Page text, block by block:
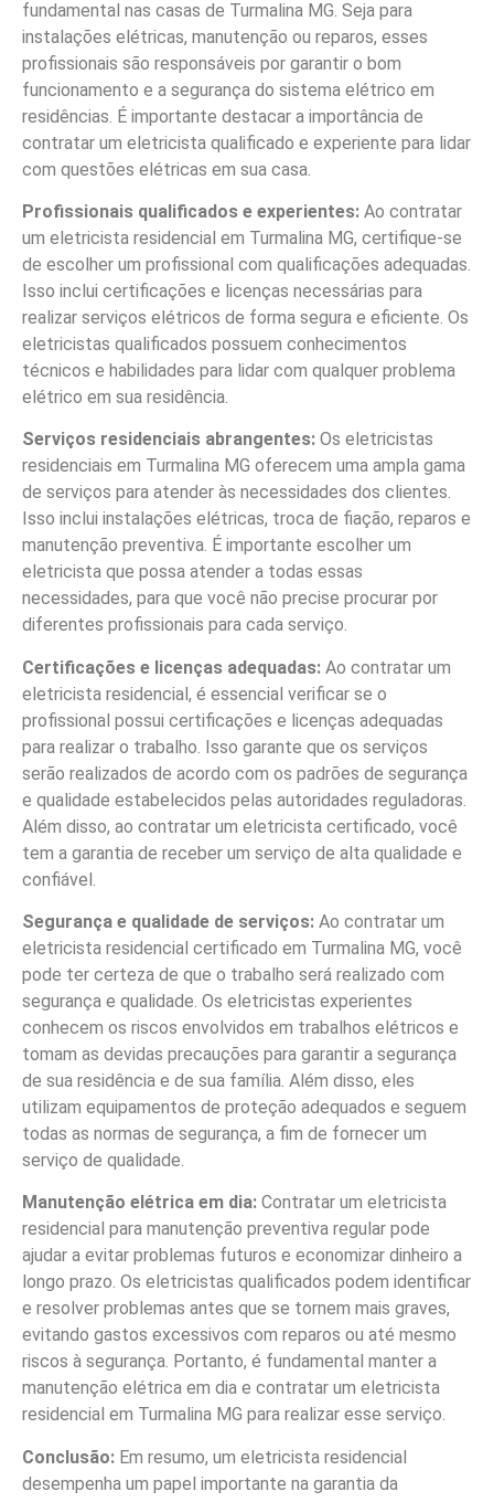
fundamental nas casas de Turmalina MG. Seja para
instalações elétricas, manutenção ou reparos, esses
profissionais são responsáveis por garantir o bom
funcionamento e a segurança do sistema elétrico em
residências. É importante destacar a importância de
contratar um eletricista qualificado e experiente para lidar
com questões elétricas em sua casa.
Profissionais qualificados e experientes: Ao contratar
um eletricista residencial em Turmalina MG, certifique-se
de escolher um profissional com qualificações adequadas.
Isso inclui certificações e licenças necessárias para
realizar serviços elétricos de forma segura e eficiente. Os
eletricistas qualificados possuem conhecimentos
técnicos e habilidades para lidar com qualquer problema
elétrico em sua residência.
Serviços residenciais abrangentes: Os eletricistas
residenciais em Turmalina MG oferecem uma ampla gama
de serviços para atender às necessidades dos clientes.
Isso inclui instalações elétricas, troca de fiação, reparos e
manutenção preventiva. É importante escolher um
eletricista que possa atender a todas essas
necessidades, para que você não precise procurar por
diferentes profissionais para cada serviço.
Certificações e licenças adequadas: Ao contratar um
eletricista residencial, é essencial verificar se o
profissional possui certificações e licenças adequadas
para realizar o trabalho. Isso garante que os serviços
serão realizados de acordo com os padrões de segurança
e qualidade estabelecidos pelas autoridades reguladoras.
Além disso, ao contratar um eletricista certificado, você
tem a garantia de receber um serviço de alta qualidade e
confiável.
Segurança e qualidade de serviços: Ao contratar um
eletricista residencial certificado em Turmalina MG, você
pode ter certeza de que o trabalho será realizado com
segurança e qualidade. Os eletricistas experientes
conhecem os riscos envolvidos em trabalhos elétricos e
tomam as devidas precauções para garantir a segurança
de sua residência e de sua família. Além disso, eles
utilizam equipamentos de proteção adequados e seguem
todas as normas de segurança, a fim de fornecer um
serviço de qualidade.
Manutenção elétrica em dia: Contratar um eletricista
residencial para manutenção preventiva regular pode
ajudar a evitar problemas futuros e economizar dinheiro a
longo prazo. Os eletricistas qualificados podem identificar
e resolver problemas antes que se tornem mais graves,
evitando gastos excessivos com reparos ou até mesmo
riscos à segurança. Portanto, é fundamental manter a
manutenção elétrica em dia e contratar um eletricista
residencial em Turmalina MG para realizar esse serviço.
Conclusão: Em resumo, um eletricista residencial
desempenha um papel importante na garantia da